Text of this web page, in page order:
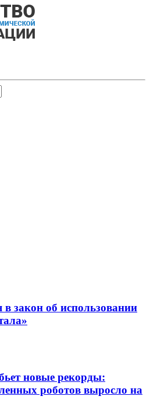
закон об использовании
новые рекорды:
роботов выросло на